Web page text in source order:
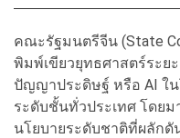
คณะรัฐมนตรีจีน (State
พิมพ์เขียวยุทธศาสตร์ระย
ปัญญาประดิษฐ์ หรือ AI ใ
ระดับชั้นทั่วประเทศ โดย
นโยบายระดับชาติที่ผลักดั